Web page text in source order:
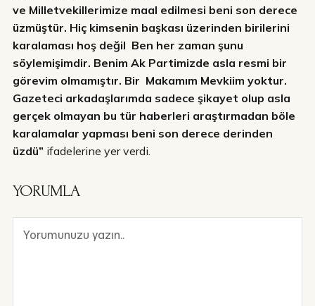
ve Milletvekillerimize maal edilmesi beni son derece
üzmüştür. Hiç kimsenin başkası üzerinden birilerini
karalaması hoş değil Ben her zaman şunu
söylemişimdir. Benim Ak Partimizde asla resmi bir
görevim olmamıştır. Bir Makamım Mevkiim yoktur.
Gazeteci arkadaşlarımda sadece şikayet olup asla
gerçek olmayan bu tür haberleri araştırmadan böle
karalamalar yapması beni son derece derinden
üzdü” ifadelerine yer verdi.
YORUMLA